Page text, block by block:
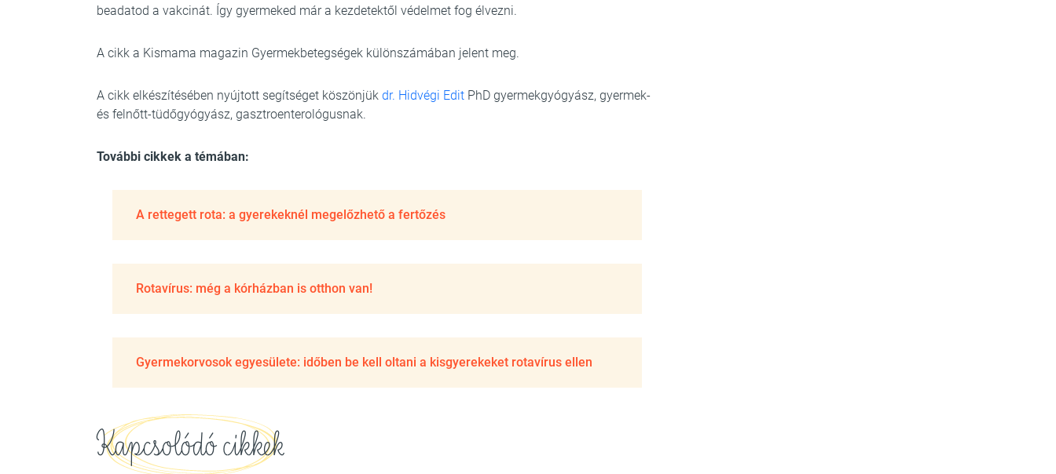
beadatod a vakcinát. Így gyermeked már a kezdetektől védelmet fog élvezni.
A cikk a Kismama magazin Gyermekbetegségek különszámában jelent meg.
A cikk elkészítésében nyújtott segítséget köszönjük dr. Hidvégi Edit PhD gyermekgyógyász, gyermek-
és felnőtt-tüdőgyógyász, gasztroenterológusnak.
További cikkek a témában:
A rettegett rota: a gyerekeknél megelőzhető a fertőzés
Rotavírus: még a kórházban is otthon van!
Gyermekorvosok egyesülete: időben be kell oltani a kisgyerekeket rotavírus ellen
Kapcsolódó cikkek